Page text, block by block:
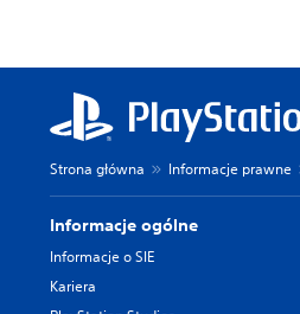
Strona główna Informacje prawne
Informacje ogólne
Informacje o SIE
Kariera